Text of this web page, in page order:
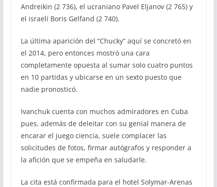
Andreikin (2 736), el ucraniano Pavel Eljanov (2 765) y
el israelí Boris Gelfand (2 740).
La última aparición del “Chucky” aquí se concretó en
el 2014, pero entonces mostró una cara
completamente opuesta al sumar solo cuatro puntos
en 10 partidas y ubicarse en un sexto puesto que
nadie pronosticó.
Ivanchuk cuenta con muchos admiradores en Cuba
pues, además de deleitar con su genial manera de
encarar el juego ciencia, suele complacer las
solicitudes de fotos, firmar autógrafos y responder a
la afición que se empeña en saludarle.
La cita está confirmada para el hotel Solymar-Arenas